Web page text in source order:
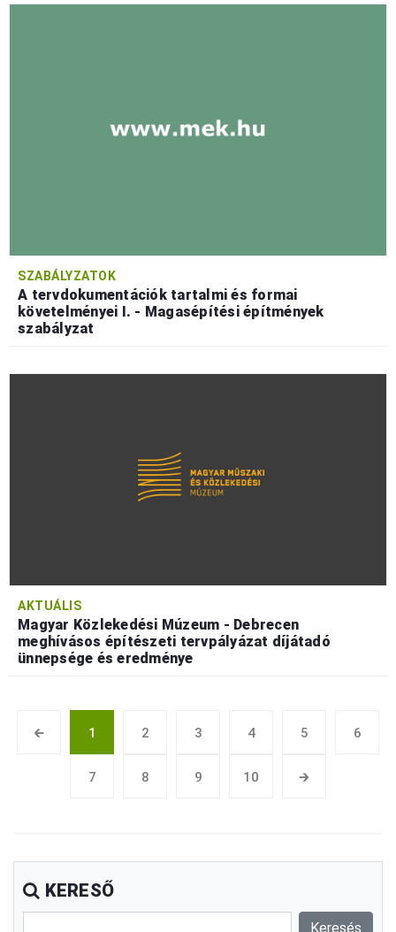
SZABÁLYZATOK
A tervdokumentációk tartalmi és formai
követelményei I. - Magasépítési építmények
szabályzat
AKTUÁLIS
Magyar Közlekedési Múzeum - Debrecen
meghívásos építészeti tervpályázat díjátadó
ünnepsége és eredménye
🡰 1 2 3 4 5 6
7 8 9 10 🡲
KERESŐ